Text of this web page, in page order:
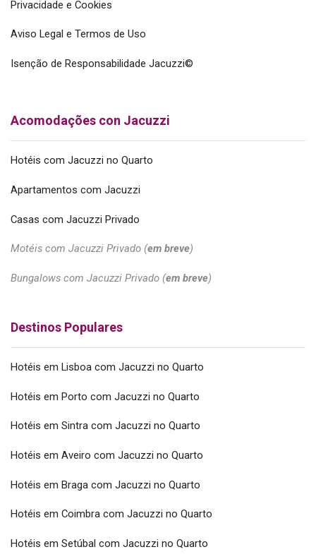
Privacidade e Cookies
Aviso Legal e Termos de Uso
Isenção de Responsabilidade Jacuzzi©
Acomodações con Jacuzzi
Hotéis com Jacuzzi no Quarto
Apartamentos com Jacuzzi
Casas com Jacuzzi Privado
Motéis com Jacuzzi Privado (em breve)
Bungalows com Jacuzzi Privado (em breve)
Destinos Populares
Hotéis em Lisboa com Jacuzzi no Quarto
Hotéis em Porto com Jacuzzi no Quarto
Hotéis em Sintra com Jacuzzi no Quarto
Hotéis em Aveiro com Jacuzzi no Quarto
Hotéis em Braga com Jacuzzi no Quarto
Hotéis em Coimbra com Jacuzzi no Quarto
Hotéis em Setúbal com Jacuzzi no Quarto